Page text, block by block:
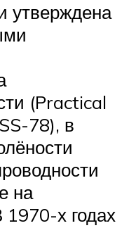
утверждена
(Practical
78), в
на
х годах